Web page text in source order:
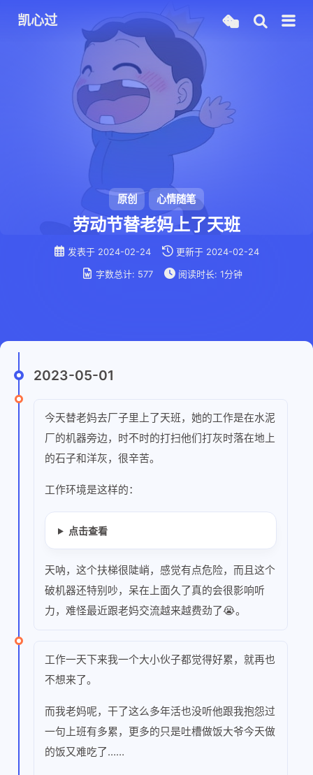
凯心过
原创 心情随笔
劳动节替老妈上了天班
发表于 2024-02-24 更新于 2024-02-24
字数总计: 577 阅读时长: 1分钟
2023-05-01
今天替老妈去厂子里上了天班，她的工作是在水泥
厂的机器旁边，时不时的打扫他们打灰时落在地上
的石子和洋灰，很辛苦。
工作环境是这样的：
点击查看
天呐，这个扶梯很陡峭，感觉有点危险，而且这个
破机器还特别吵，呆在上面久了真的会很影响听
力，难怪最近跟老妈交流越来越费劲了😭。
工作一天下来我一个大小伙子都觉得好累，就再也
不想来了。
而我老妈呢，干了这么多年活也没听他跟我抱怨过
一句上班有多累，更多的只是吐槽做饭大爷今天做
的饭又难吃了……